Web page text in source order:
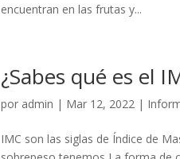
encuentran en las frutas y...
¿Sabes qué es el
por admin | Mar 12, 2022 |
IMC son las siglas de Índice de